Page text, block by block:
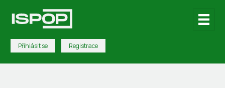
Přihlásit se Registrace